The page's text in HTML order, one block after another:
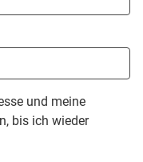
und meine
bis ich wieder